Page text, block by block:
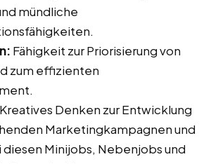
mündliche
Fähigkeit zur Priorisierung von
zum effizienten
Kreatives Denken zur Entwicklung
Marketingkampagnen und
Minijobs, Nebenjobs und